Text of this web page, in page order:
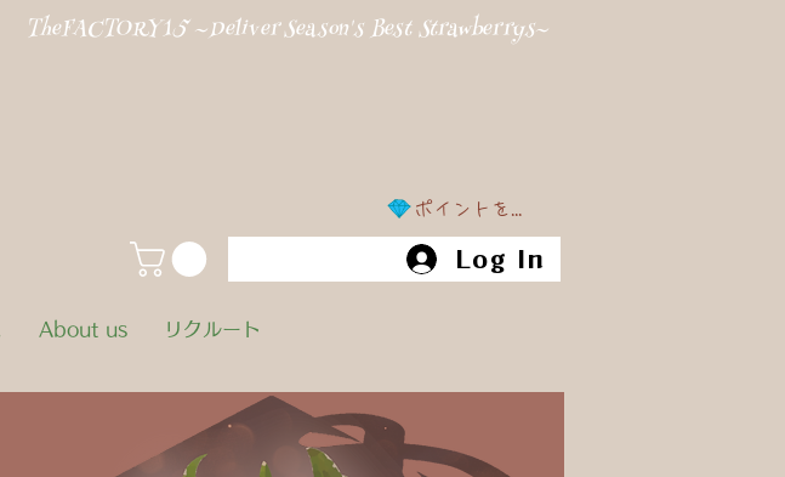
TheFACTORY15 ~Deliver Season's Best Strawberrys~
Log In
About us リクルート